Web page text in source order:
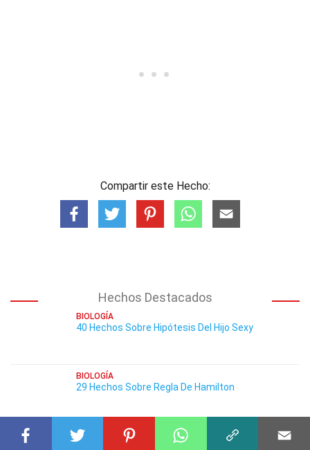
Compartir este Hecho:
Hechos Destacados
BIOLOGÍA
40 Hechos Sobre Hipótesis Del Hijo Sexy
BIOLOGÍA
29 Hechos Sobre Regla De Hamilton
BIOLOGÍA
36 Hechos Sobre Neurona